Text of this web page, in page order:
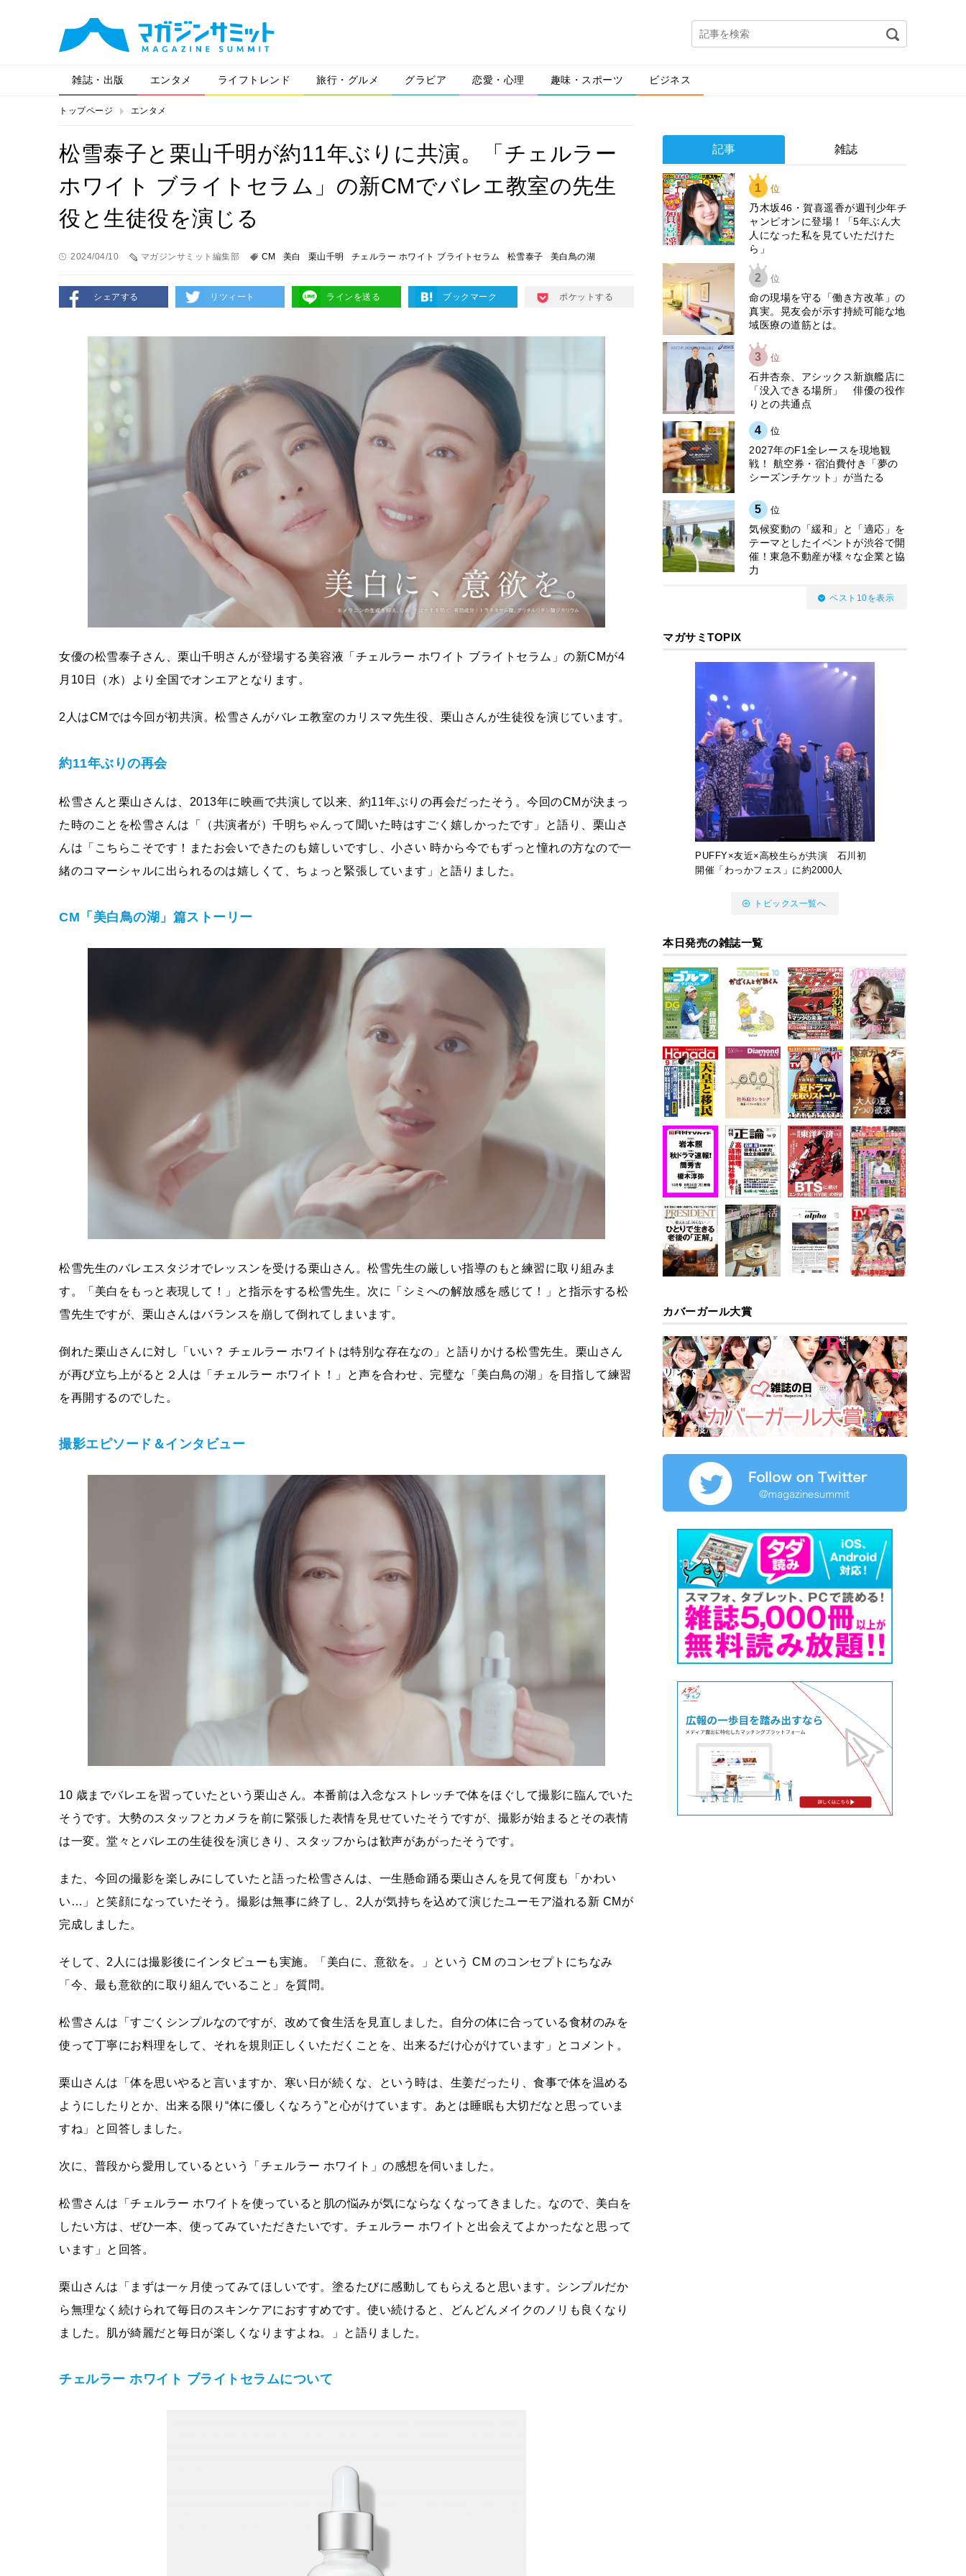
雑誌・出版 エンタメ ライフトレンド 旅行・グルメ グラビア 恋愛・心理 趣味・スポーツ ビジネス
トップページ エンタメ
松雪泰子と栗山千明が約11年ぶりに共演。「チェルラー
ホワイト ブライトセラム」の新CMでバレエ教室の先生
役と生徒役を演じる
2024/04/10 マガジンサミット編集部 CM 美白 栗山千明 チェルラー ホワイト ブライトセラム 松雪泰子 美白鳥の湖
シェアする リツィート ラインを送る ブックマーク ポケットする
女優の松雪泰子さん、栗山千明さんが登場する美容液「チェルラー ホワイト ブライトセラム」の新CMが4
月10日（水）より全国でオンエアとなります。
2人はCMでは今回が初共演。松雪さんがバレエ教室のカリスマ先生役、栗山さんが生徒役を演じています。
約11年ぶりの再会
松雪さんと栗山さんは、2013年に映画で共演して以来、約11年ぶりの再会だったそう。今回のCMが決まっ
た時のことを松雪さんは「（共演者が）千明ちゃんって聞いた時はすごく嬉しかったです」と語り、栗山さ
んは「こちらこそです！またお会いできたのも嬉しいですし、小さい 時から今でもずっと憧れの方なので一
緒のコマーシャルに出られるのは嬉しくて、ちょっと緊張しています」と語りました。
CM「美白鳥の湖」篇ストーリー
松雪先生のバレエスタジオでレッスンを受ける栗山さん。松雪先生の厳しい指導のもと練習に取り組みま
す。「美白をもっと表現して！」と指示をする松雪先生。次に「シミへの解放感を感じて！」と指示する松
雪先生ですが、栗山さんはバランスを崩して倒れてしまいます。
倒れた栗山さんに対し「いい？ チェルラー ホワイトは特別な存在なの」と語りかける松雪先生。栗山さん
が再び立ち上がると２人は「チェルラー ホワイト！」と声を合わせ、完璧な「美白鳥の湖」を目指して練習
を再開するのでした。
撮影エピソード＆インタビュー
10 歳までバレエを習っていたという栗山さん。本番前は入念なストレッチで体をほぐして撮影に臨んでいた
そうです。大勢のスタッフとカメラを前に緊張した表情を見せていたそうですが、撮影が始まるとその表情
は一変。堂々とバレエの生徒役を演じきり、スタッフからは歓声があがったそうです。
また、今回の撮影を楽しみにしていたと語った松雪さんは、一生懸命踊る栗山さんを見て何度も「かわい
い…」と笑顔になっていたそう。撮影は無事に終了し、2人が気持ちを込めて演じたユーモア溢れる新 CMが
完成しました。
そして、2人には撮影後にインタビューも実施。「美白に、意欲を。」という CM のコンセプトにちなみ
「今、最も意欲的に取り組んでいること」を質問。
松雪さんは「すごくシンプルなのですが、改めて食生活を見直しました。自分の体に合っている食材のみを
使って丁寧にお料理をして、それを規則正しくいただくことを、出来るだけ心がけています」とコメント。
栗山さんは「体を思いやると言いますか、寒い日が続くな、という時は、生姜だったり、食事で体を温める
ようにしたりとか、出来る限り“体に優しくなろう”と心がけています。あとは睡眠も大切だなと思っていま
すね」と回答しました。
次に、普段から愛用しているという「チェルラー ホワイト」の感想を伺いました。
松雪さんは「チェルラー ホワイトを使っていると肌の悩みが気にならなくなってきました。なので、美白を
したい方は、ぜひ一本、使ってみていただきたいです。チェルラー ホワイトと出会えてよかったなと思って
います」と回答。
栗山さんは「まずは一ヶ月使ってみてほしいです。塗るたびに感動してもらえると思います。シンプルだか
ら無理なく続けられて毎日のスキンケアにおすすめです。使い続けると、どんどんメイクのノリも良くなり
ました。肌が綺麗だと毎日が楽しくなりますよね。」と語りました。
チェルラー ホワイト ブライトセラムについて
記事 雑誌
1 位
乃木坂46・賀喜遥香が週刊少年チ
ャンピオンに登場！「5年ぶん大
人になった私を見ていただけた
ら」
2 位
​命の現場を守る「働き方改革」の
真実。晃友会が示す持続可能な地
域医療の道筋とは。
3 位
石井杏奈、アシックス新旗艦店に
「没入できる場所」 俳優の役作
りとの共通点
4 位
2027年のF1全レースを現地観
戦！ 航空券・宿泊費付き「夢の
シーズンチケット」が当たる
5 位
気候変動の「緩和」と「適応」を
テーマとしたイベントが渋谷で開
催！東急不動産が様々な企業と協
力
ベスト10を表示
マガサミTOPIX
PUFFY×友近×高校生らが共演 石川初
開催「わっかフェス」に約2000人
トピックス一覧へ
本日発売の雑誌一覧
カバーガール大賞